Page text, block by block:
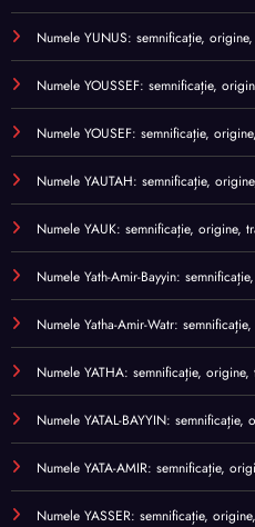
Numele YUNUS: semnificație,
Numele YOUSSEF: semnificație,
Numele YOUSEF: semnificație,
Numele YAUTAH: semnificație,
Numele YAUK: semnificație, origine,
Numele Yath-Amir-Bayyin:
Numele Yatha-Amir-Watr:
Numele YATHA: semnificație,
Numele YATAL-BAYYIN:
Numele YATA-AMIR: semnificație,
Numele YASSER: semnificație,